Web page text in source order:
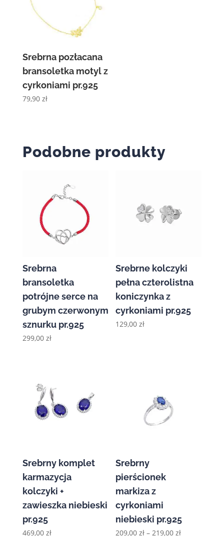
Srebrna pozłacana
bransoletka motyl z
cyrkoniami pr.925
79,90 zł
Podobne produkty
Srebrna
bransoletka
potrójne serce na
grubym czerwonym
sznurku pr.925
299,00 zł
Srebrne kolczyki
pełna czterolistna
koniczynka z
cyrkoniami pr.925
129,00zł
Srebrny komplet
karmazycja
kolczyki +
zawieszka niebieski
pr.925
469,00 zł
Srebrny
pierścionek
markiza z
cyrkoniami
niebieski pr.925
209,00zł – 219,00złZakres